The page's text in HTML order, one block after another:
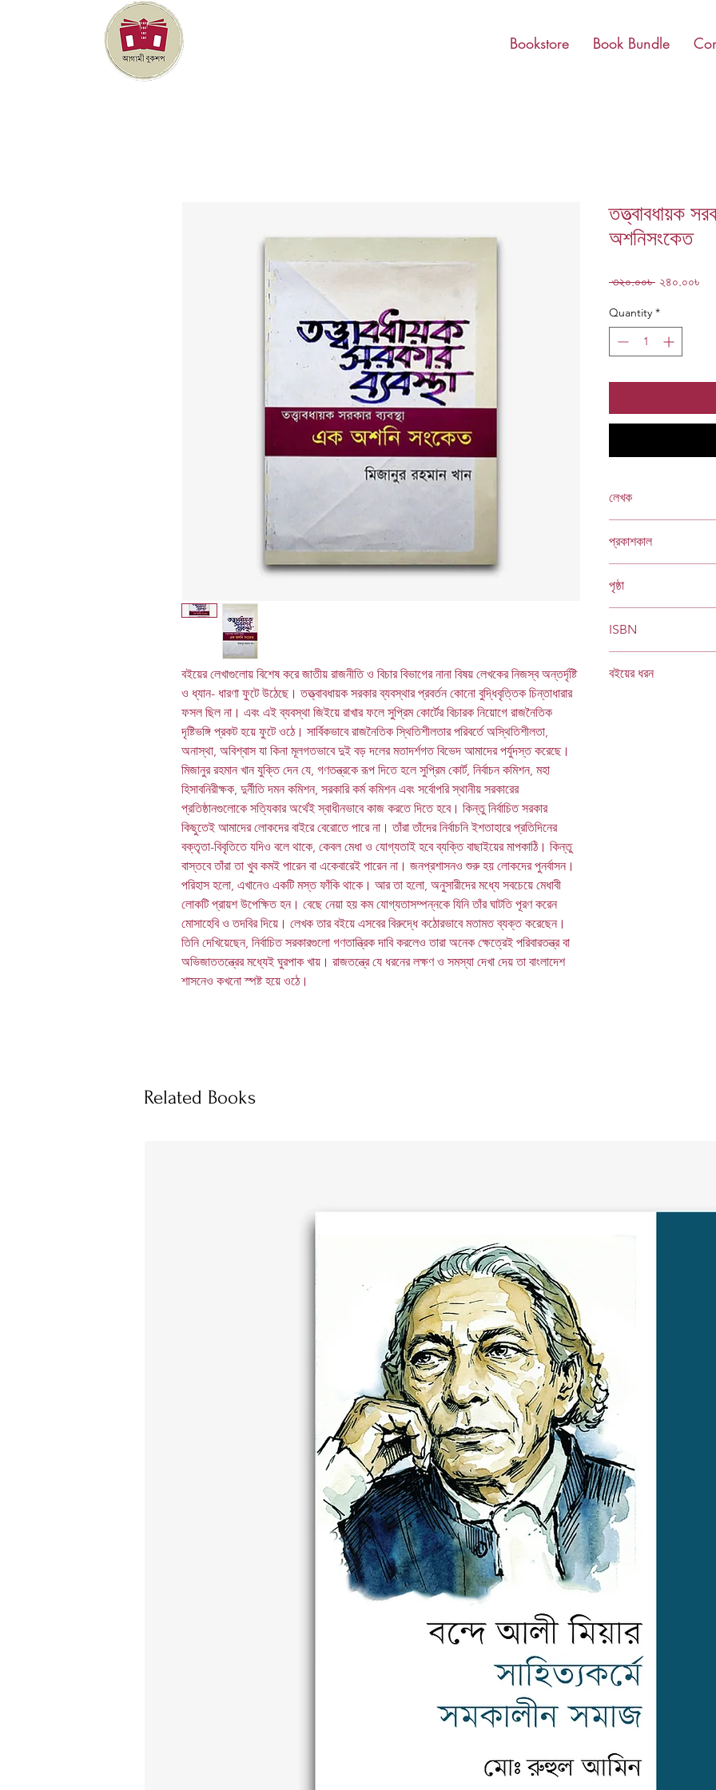
Bookstore Book Bundle
বইয়ের লেখাগুলোয় বিশেষ করে জাতীয় রাজনীতি ও বিচার বিভাগের নানা বিষয় লেখকের নিজস্ব অন্তর্দৃষ্টি
ও ধ্যান- ধারণা ফুটে উঠেছে। তত্ত্বাবধায়ক সরকার ব্যবস্থার প্রবর্তন কোনো বুদ্ধিবৃত্তিক চিন্তাধারার
ফসল ছিল না। এবং এই ব্যবস্থা জিইয়ে রাখার ফলে সুপ্রিম কোর্টের বিচারক নিয়োগে রাজনৈতিক
দৃষ্টিভঙ্গি প্রকট হয়ে ফুটে ওঠে। সার্বিকভাবে রাজনৈতিক স্থিতিশীলতার পরিবর্তে অস্থিতিশীলতা,
অনাস্থা, অবিশ্বাস যা কিনা মূলগতভাবে দুই বড় দলের মতাদর্শগত বিভেদ আমাদের পর্যুদস্ত করেছে।
মিজানুর রহমান খান যুক্তি দেন যে, গণতন্ত্রকে রূপ দিতে হলে সুপ্রিম কোর্ট, নির্বাচন কমিশন, মহা
হিসাবনিরীক্ষক, দুর্নীতি দমন কমিশন, সরকারি কর্ম কমিশন এবং সর্বোপরি স্থানীয় সরকারের
প্রতিষ্ঠানগুলোকে সত্যিকার অর্থেই স্বাধীনভাবে কাজ করতে দিতে হবে। কিন্তু নির্বাচিত সরকার
কিছুতেই আমাদের লোকদের বাইরে বেরোতে পারে না। তাঁরা তাঁদের নির্বাচনি ইশতাহারে প্রতিদিনের
বক্তৃতা-বিবৃতিতে যদিও বলে থাকে, কেবল মেধা ও যোগ্যতাই হবে ব্যক্তি বাছাইয়ের মাপকাঠি। কিন্তু
বাস্তবে তাঁরা তা খুব কমই পারেন বা একেবারেই পারেন না। জনপ্রশাসনও শুরু হয় লোকদের পুনর্বাসন।
পরিহাস হলো, এখানেও একটি মস্ত ফাঁকি থাকে। আর তা হলো, অনুসারীদের মধ্যে সবচেয়ে মেধাবী
লোকটি প্রায়শ উপেক্ষিত হন। বেছে নেয়া হয় কম যোগ্যতাসম্পন্নকে যিনি তাঁর ঘাটতি পূরণ করেন
মোসাহেবি ও তদবির দিয়ে। লেখক তার বইয়ে এসবের বিরুদ্ধে কঠোরভাবে মতামত ব্যক্ত করেছেন।
তিনি দেখিয়েছেন, নির্বাচিত সরকারগুলো গণতান্ত্রিক দাবি করলেও তারা অনেক ক্ষেত্রেই পরিবারতন্ত্র বা
অভিজাততন্ত্রের মধ্যেই ঘুরপাক খায়। রাজতন্ত্রে যে ধরনের লক্ষণ ও সমস্যা দেখা দেয় তা বাংলাদেশ
শাসনেও কখনো স্পষ্ট হয়ে ওঠে।
তত্ত্বাবধায়ক
অশনিসংকেত
৩২০.০০৳ Regular
২৪০.০০৳Sale
Quantity *
লেখক
প্রকাশকাল
পৃষ্ঠা
ISBN
বইয়ের ধরন
Related Books